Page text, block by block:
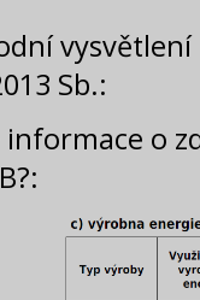
Sb.:
informace o